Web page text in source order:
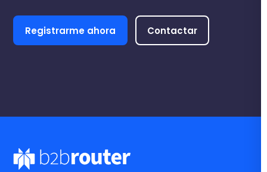
Registrarme ahora Contactar